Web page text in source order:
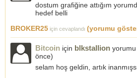
dostum grafiğine attığım
hedef belli
BROKER25 için cevaplandı (yorumu
Bitcoin için blkstallion
önce)
selam hoş geldin, artık